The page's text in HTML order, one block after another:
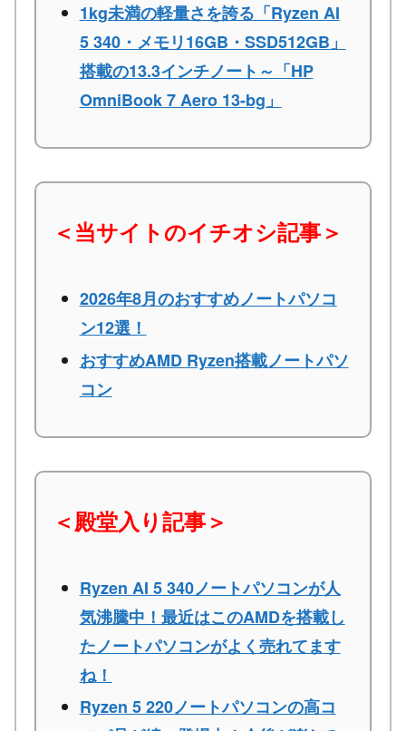
1kg未満の軽量さを誇る「Ryzen AI
5 340・メモリ16GB・SSD512GB」
搭載の13.3インチノート～「HP
OmniBook 7 Aero 13-bg」
＜当サイトのイチオシ記事＞
2026年8月のおすすめノートパソコ
ン12選！
おすすめAMD Ryzen搭載ノートパソ
コン
＜殿堂入り記事＞
Ryzen AI 5 340ノートパソコンが人
気沸騰中！最近はこのAMDを搭載し
たノートパソコンがよく売れてます
ね！
Ryzen 5 220ノートパソコンの高コ